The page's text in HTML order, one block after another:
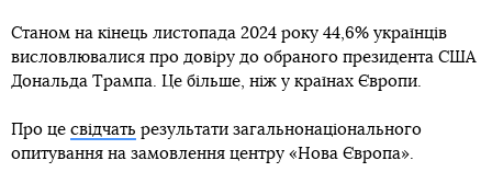
Станом на кінець листопада 2024 року 44,6% українців
висловлювалися про довіру до обраного президента США
Дональда Трампа. Це більше, ніж у країнах Європи.
Про це свідчать результати загальнонаціонального
опитування на замовлення центру «Нова Європа».